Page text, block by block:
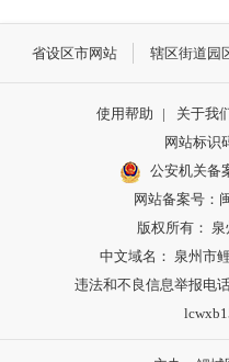
省设区市网站 辖区街道园
使用帮助 | 关于我
网站标识
公安机关备
网站备案号：
版权所有：
中文域名： 泉州市
违法和不良信息举报电